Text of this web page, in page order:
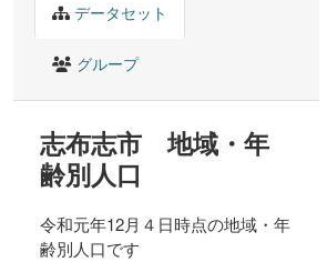
データセット
グループ
志布志市 地域・年
齢別人口
令和元年12月４日時点の地域・年
齢別人口です